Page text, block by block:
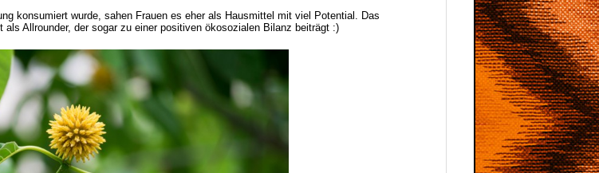
konsumiert wurde, sahen Frauen es eher als Hausmittel mit viel Potential. Das
Allrounder, der sogar zu einer positiven ökosozialen Bilanz beiträgt :)